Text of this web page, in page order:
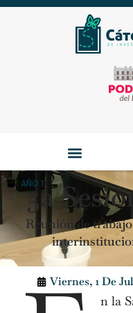
AÑO 1
5a
Reunión de
Viernes, 1 De
n la